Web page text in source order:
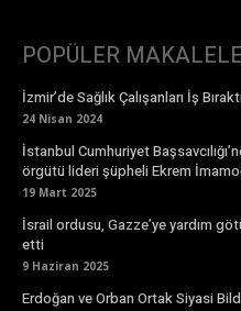
POPÜLER
İzmir’de Sağlık Çalışanları İş Bıraktı
24 Nisan 2024
İstanbul Cumhuriyet
örgütü lideri şüpheli Ekrem
19 Mart 2025
İsrail ordusu, Gazze’ye yardım
etti
9 Haziran 2025
Erdoğan ve Orban Ortak Siyasi